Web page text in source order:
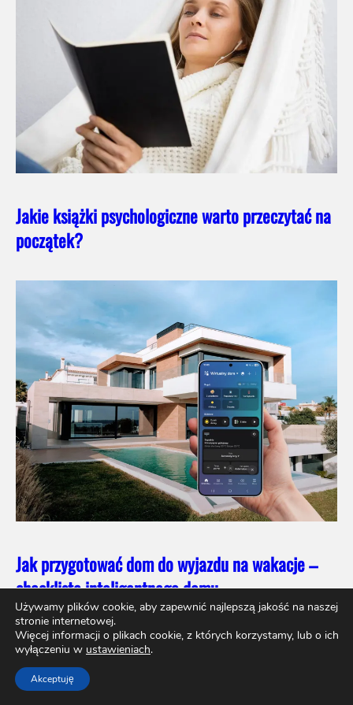
Jakie książki psychologiczne warto przeczytać na
początek?
Jak przygotować dom do wyjazdu na wakacje –
checklista inteligentnego domu
Używamy plików cookie, aby zapewnić najlepszą jakość na naszej
stronie internetowej.
Więcej informacji o plikach cookie, z których korzystamy, lub o ich
wyłączeniu w ustawieniach.
Akceptuję